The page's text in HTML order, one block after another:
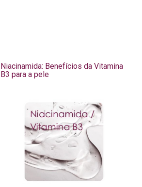
Niacinamida: Benefícios da Vitamina
B3 para a pele